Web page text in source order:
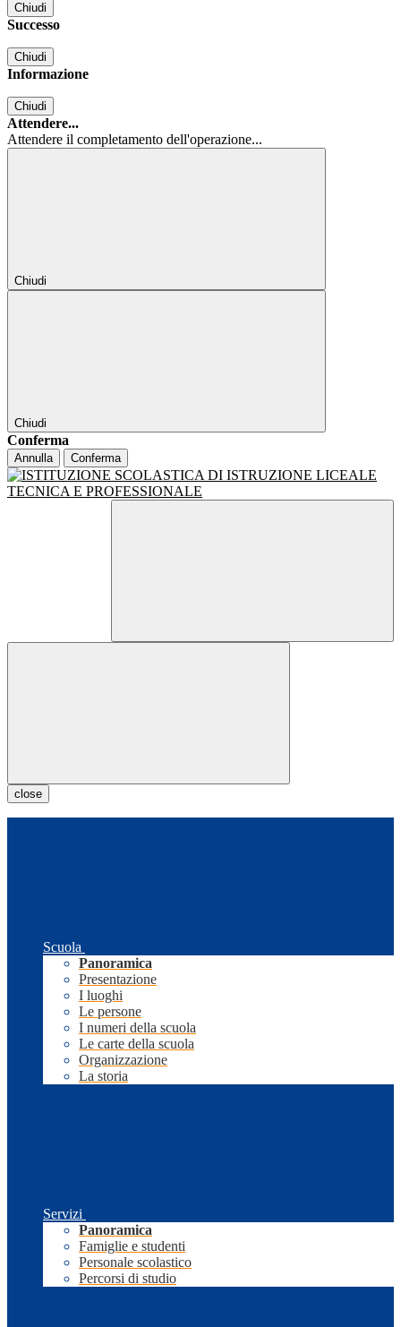
Chiudi
Successo
Chiudi
Informazione
Chiudi
Attendere...
Attendere il completamento dell'operazione...
Chiudi
Chiudi
Conferma
Annulla Conferma
close
Scuola
Panoramica
Presentazione
I luoghi
Le persone
I numeri della scuola
Le carte della scuola
Organizzazione
La storia
Servizi
Panoramica
Famiglie e studenti
Personale scolastico
Percorsi di studio